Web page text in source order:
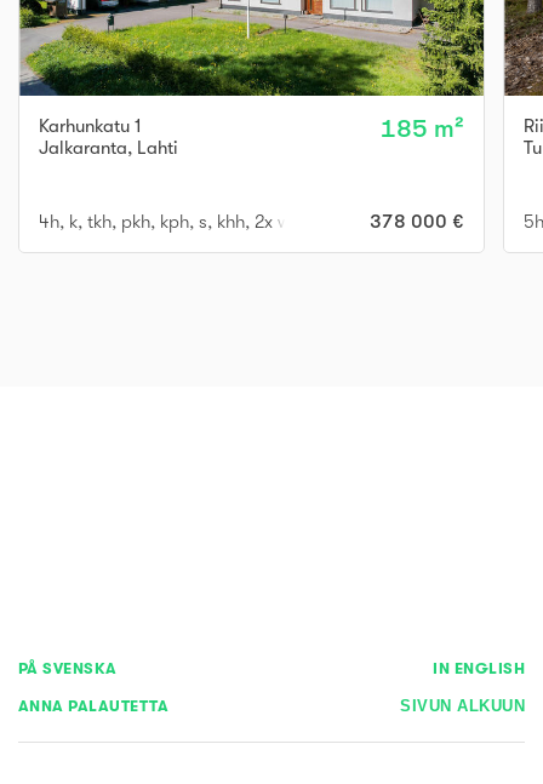
Karhunkatu 1
Jalkaranta, Lahti
185 m²
4h, k, tkh, pkh, kph, s, khh, 2x wc, 2x vh, varasto
378 000 €
PÅ SVENSKA IN ENGLISH
ANNA PALAUTETTA SIVUN ALKUUN